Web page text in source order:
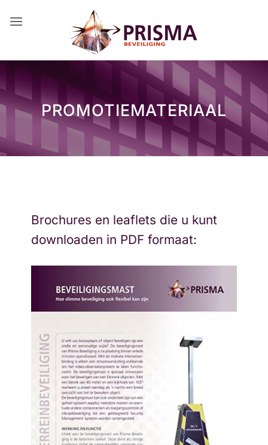
naar
PROMOTIEMATERIAAL
Brochures en leaflets die u kunt
downloaden in PDF formaat: